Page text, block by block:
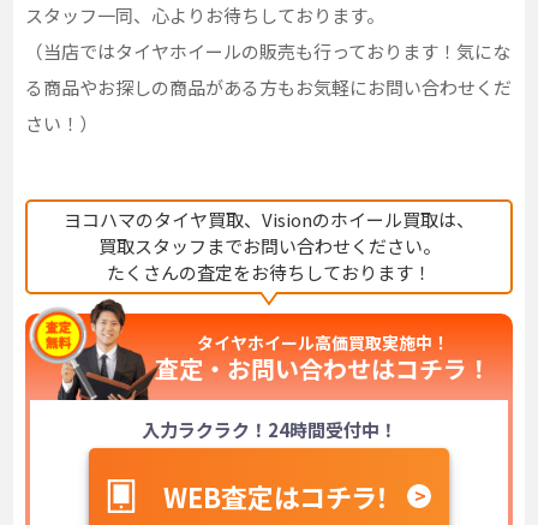
スタッフ一同、心よりお待ちしております。
（当店ではタイヤホイールの販売も行っております！気にな
る商品やお探しの商品がある方もお気軽にお問い合わせくだ
さい！）
ヨコハマのタイヤ買取、Visionのホイール買取は、
買取スタッフまでお問い合わせください。
たくさんの査定をお待ちしております！
タイヤホイール高価買取実施中！
査定・お問い合わせはコチラ！
入力ラクラク！24時間受付中！
WEB査定はコチラ！